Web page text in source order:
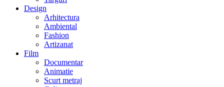
Design
Arhitectura
Ambiental
Fashion
Artizanat
Film
Documentar
Animatie
Scurt metraj